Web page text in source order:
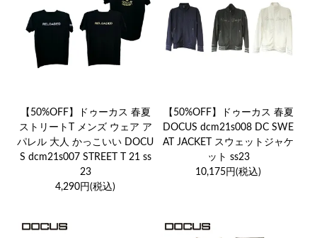
【50%OFF】ドゥーカス 春夏
ストリートT メンズ ウェア ア
パレル 大人 かっこいい DOCU
S dcm21s007 STREET T 21 ss
23
4,290円(税込)
【50%OFF】ドゥーカス 春夏
DOCUS dcm21s008 DC SWE
AT JACKET スウェットジャケ
ット ss23
10,175円(税込)